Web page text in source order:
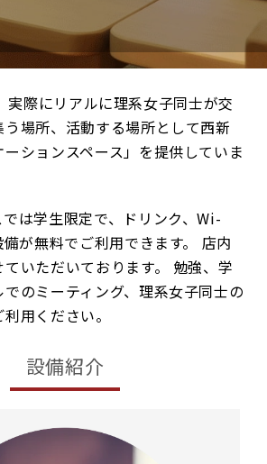
実際にリアルに理系女子同士が交
場所、活動する場所として西新
ションスペース」を提供していま
は学生限定で、ドリンク、Wi-
が無料でご利用できます。 店内
いただいております。 勉強、学
のミーティング、理系女子同士の
用ください。
設備紹介